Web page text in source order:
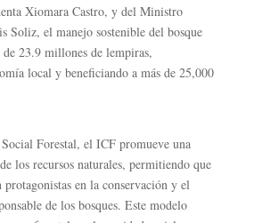
Xiomara Castro, y del Ministro
Soliz, el manejo sostenible del bosque
de 23.9 millones de lempiras,
local y beneficiando a más de 25,000
Forestal, el ICF promueve una
los recursos naturales, permitiendo que
protagonistas en la conservación y el
de los bosques. Este modelo